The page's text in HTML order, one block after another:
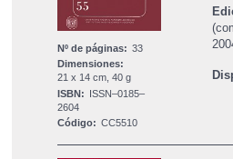
Nº de páginas: 33
Dimensiones:
21 x 14 cm, 40 g
ISBN: ISSN–0185–
2604
Código: CC5510